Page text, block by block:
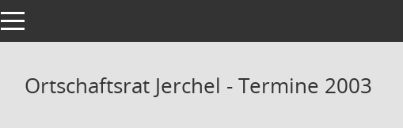
Toggle navigation
Ortschaftsrat Jerchel - Termine 2003